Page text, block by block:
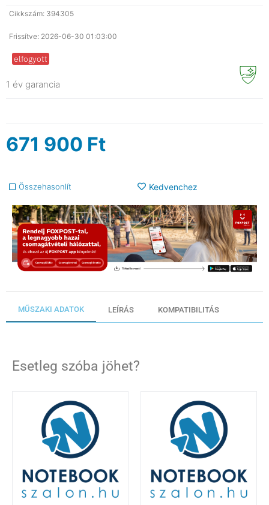
Cikkszám: 394305
Frissítve: 2026-06-30 01:03:00
elfogyott
1 év garancia
671 900 Ft
Összehasonlít Kedvenchez
MŰSZAKI ADATOK LEÍRÁS KOMPATIBILITÁS
Esetleg szóba jöhet?